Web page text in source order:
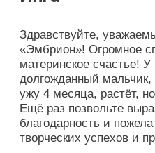
Здравствуйте,
«Эмбрион»! Огромное
материнское счастье!
долгожданный
ужу 4 месяца, растёт,
Ещё раз позвольте
благодарность и
творческих успехов и